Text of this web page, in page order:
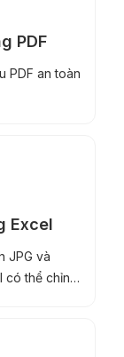
PDF
PDF an toàn
Excel
JPG và
có thể chỉnh